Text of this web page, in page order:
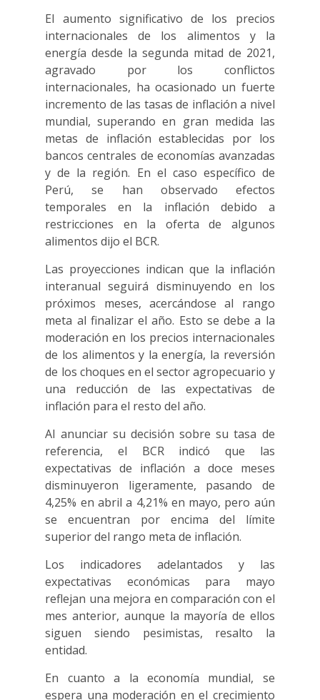
El aumento significativo de los precios
internacionales de los alimentos y la
energía desde la segunda mitad de 2021,
agravado por los conflictos
internacionales, ha ocasionado un fuerte
incremento de las tasas de inflación a nivel
mundial, superando en gran medida las
metas de inflación establecidas por los
bancos centrales de economías avanzadas
y de la región. En el caso específico de
Perú, se han observado efectos
temporales en la inflación debido a
restricciones en la oferta de algunos
alimentos dijo el BCR.
Las proyecciones indican que la inflación
interanual seguirá disminuyendo en los
próximos meses, acercándose al rango
meta al finalizar el año. Esto se debe a la
moderación en los precios internacionales
de los alimentos y la energía, la reversión
de los choques en el sector agropecuario y
una reducción de las expectativas de
inflación para el resto del año.
Al anunciar su decisión sobre su tasa de
referencia, el BCR indicó que las
expectativas de inflación a doce meses
disminuyeron ligeramente, pasando de
4,25% en abril a 4,21% en mayo, pero aún
se encuentran por encima del límite
superior del rango meta de inflación.
Los indicadores adelantados y las
expectativas económicas para mayo
reflejan una mejora en comparación con el
mes anterior, aunque la mayoría de ellos
siguen siendo pesimistas, resalto la
entidad.
En cuanto a la economía mundial, se
espera una moderación en el crecimiento